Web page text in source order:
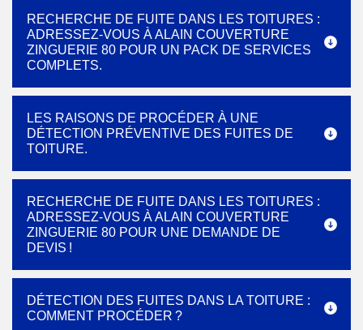
RECHERCHE DE FUITE DANS LES TOITURES :
ADRESSEZ-VOUS À ALAIN COUVERTURE
ZINGUERIE 80 POUR UN PACK DE SERVICES
COMPLETS.
LES RAISONS DE PROCÉDER À UNE
DÉTECTION PRÉVENTIVE DES FUITES DE
TOITURE.
RECHERCHE DE FUITE DANS LES TOITURES :
ADRESSEZ-VOUS À ALAIN COUVERTURE
ZINGUERIE 80 POUR UNE DEMANDE DE
DEVIS !
DÉTECTION DES FUITES DANS LA TOITURE :
COMMENT PROCÉDER ?